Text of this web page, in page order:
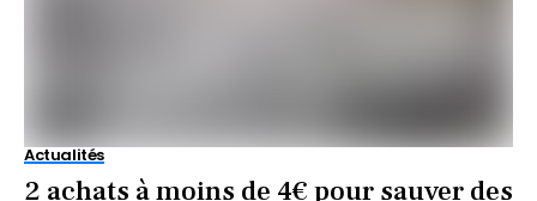
Actualités
2 achats à moins de 4€ pour sauver des